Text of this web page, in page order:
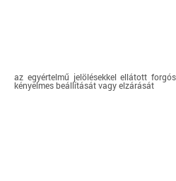
az egyértelmű jelölésekkel ellátott
kényelmes beállítását vagy elzárását